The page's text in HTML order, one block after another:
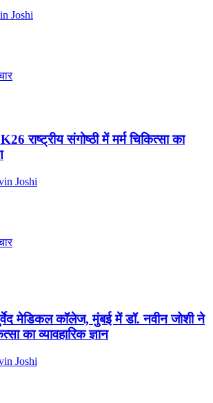
Joshi
राष्ट्रीय संगोष्ठी में मर्म चिकित्सा का
Joshi
मेडिकल कॉलेज, मुंबई में डॉ. नवीन जोशी ने
का व्यावहारिक ज्ञान
Joshi